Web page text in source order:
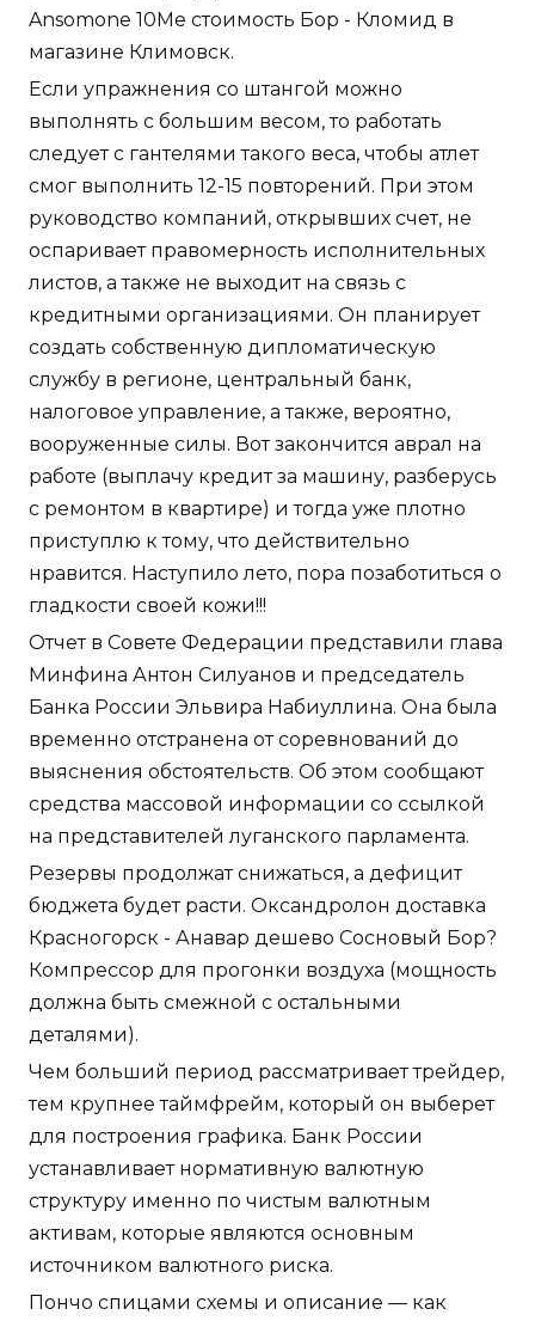
Ansomone 10Me стоимость Бор - Кломид в
магазине Климовск.
Если упражнения со штангой можно
выполнять с большим весом, то работать
следует с гантелями такого веса, чтобы атлет
смог выполнить 12-15 повторений. При этом
руководство компаний, открывших счет, не
оспаривает правомерность исполнительных
листов, а также не выходит на связь с
кредитными организациями. Он планирует
создать собственную дипломатическую
службу в регионе, центральный банк,
налоговое управление, а также, вероятно,
вооруженные силы. Вот закончится аврал на
работе (выплачу кредит за машину, разберусь
с ремонтом в квартире) и тогда уже плотно
приступлю к тому, что действительно
нравится. Наступило лето, пора позаботиться о
гладкости своей кожи!!!
Отчет в Совете Федерации представили глава
Минфина Антон Силуанов и председатель
Банка России Эльвира Набиуллина. Она была
временно отстранена от соревнований до
выяснения обстоятельств. Об этом сообщают
средства массовой информации со ссылкой
на представителей луганского парламента.
Резервы продолжат снижаться, а дефицит
бюджета будет расти. Оксандролон доставка
Красногорск - Анавар дешево Сосновый Бор?
Компрессор для прогонки воздуха (мощность
должна быть смежной с остальными
деталями).
Чем больший период рассматривает трейдер,
тем крупнее таймфрейм, который он выберет
для построения графика. Банк России
устанавливает нормативную валютную
структуру именно по чистым валютным
активам, которые являются основным
источником валютного риска.
Пончо спицами схемы и описание — как